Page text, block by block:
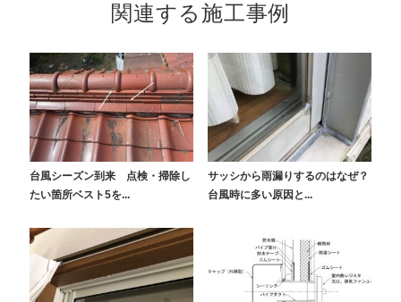
関連する施工事例
台風シーズン到来 点検・掃除し
たい箇所ベスト5を...
サッシから雨漏りするのはなぜ？
台風時に多い原因と...